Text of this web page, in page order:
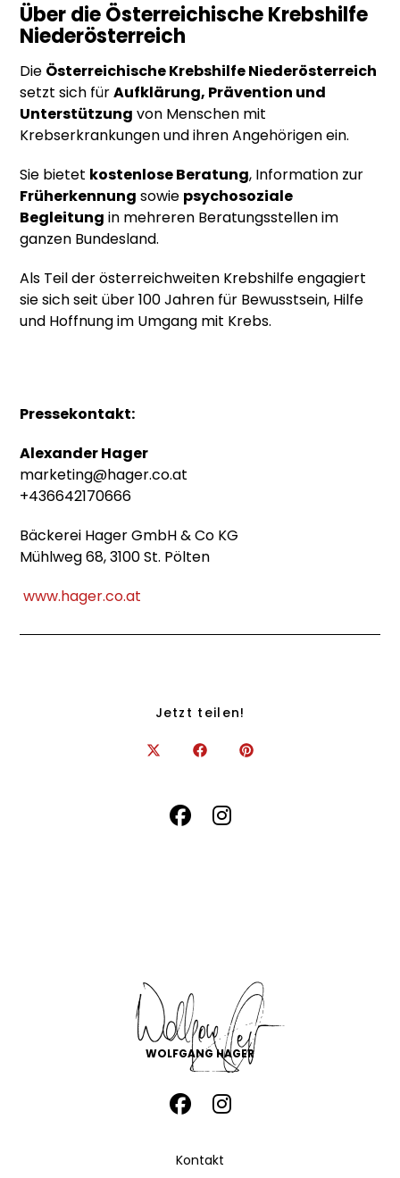
Über die Österreichische Krebshilfe
Niederösterreich
Die Österreichische Krebshilfe Niederösterreich
setzt sich fürAufklärung, Prävention und
Unterstützung von Menschen mit
Krebserkrankungen und ihren Angehörigen ein.
Sie bietet kostenlose Beratung, Information zur
Früherkennung sowie psychosoziale
Begleitung in mehreren Beratungsstellen im
ganzen Bundesland.
Als Teil der österreichweiten Krebshilfe engagiert
sie sich seit über 100 Jahren für Bewusstsein, Hilfe
und Hoffnung im Umgang mit Krebs.
Pressekontakt:
Alexander Hager
marketing@hager.co.at
+436642170666
Bäckerei Hager GmbH & Co KG
Mühlweg 68, 3100 St. Pölten
www.hager.co.at
Jetzt teilen!
WOLFGANG HAGER
Kontakt